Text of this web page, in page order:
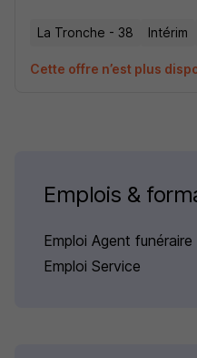
La Tronche - 38 Intérim
Cette offre n’est plus
Emplois &
Emploi Agent funéraire
Emploi Service